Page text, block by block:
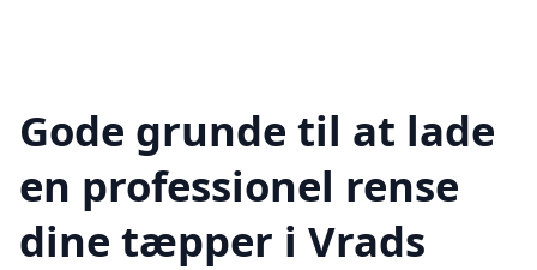
Gode grunde til at lade
en professionel rense
dine tæpper i Vrads